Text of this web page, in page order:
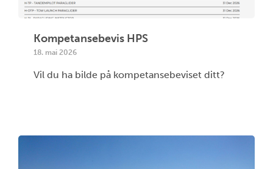
Kompetansebevis HPS
18. mai 2026
Vil du ha bilde på kompetansebeviset ditt?